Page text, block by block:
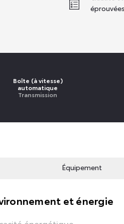
Boîte (à vitesse)
automatique
Transmission
Équipement
et énergie